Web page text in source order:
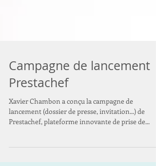
Campagne de lancement
Prestachef
Xavier Chambon a conçu la campagne de
lancement (dossier de presse, invitation...) de